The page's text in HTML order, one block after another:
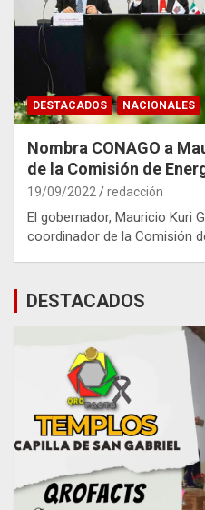
DESTACADOS NACIONALES
Nombra CONAGO a
de la Comisión de
19/09/2022 redacción
El gobernador, Mauricio Kuri
coordinador de la Comisión
DESTACADOS